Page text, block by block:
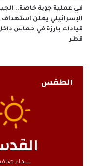
في عملية جوية خاصة..
الإسرائيلي يعلن استهداف
قيادات بارزة في حماس
قطر
الطقس
سماء